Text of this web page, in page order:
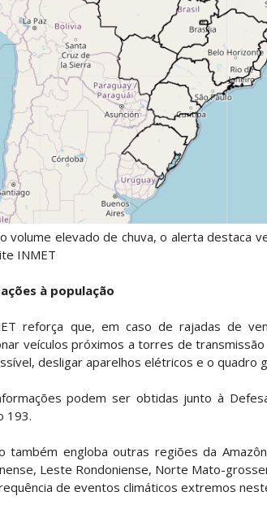
volume elevado de chuva, o alerta destaca
INMET
à população
reforça que, em caso de rajadas de
veículos próximos a torres de
desligar aparelhos elétricos e o quadro
podem ser obtidas junto à
193.
também engloba outras regiões da
Leste Rondoniense, Norte Mato-
de eventos climáticos extremos